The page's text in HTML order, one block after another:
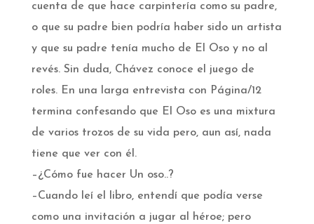
cuenta de que hace carpintería como su padre,
o que su padre bien podría haber sido un artista
y que su padre tenía mucho de El Oso y no al
revés. Sin duda, Chávez conoce el juego de
roles. En una larga entrevista con Página/12
termina confesando que El Oso es una mixtura
de varios trozos de su vida pero, aun así, nada
tiene que ver con él.
–¿Cómo fue hacer Un oso..?
–Cuando leí el libro, entendí que podía verse
como una invitación a jugar al héroe; pero